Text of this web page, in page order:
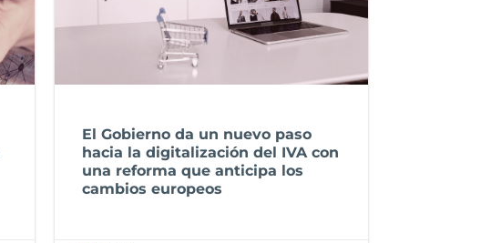
El Gobierno da un nuevo paso
hacia la digitalización del IVA con
una reforma que anticipa los
cambios europeos